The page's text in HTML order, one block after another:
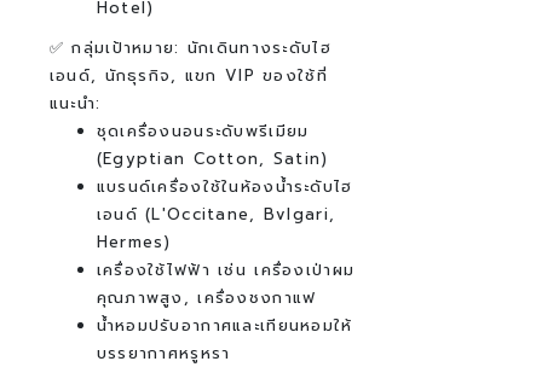
Hotel)
✅ กลุ่มเป้าหมาย: นักเดินทางระดับไฮ
เอนด์, นักธุรกิจ, แขก VIP ของใช้ที่
แนะนำ:
ชุดเครื่องนอนระดับพรีเมียม
(Egyptian Cotton, Satin)
แบรนด์เครื่องใช้ในห้องน้ำระดับไฮ
เอนด์ (L'Occitane, Bvlgari,
Hermes)
เครื่องใช้ไฟฟ้า เช่น เครื่องเป่าผม
คุณภาพสูง, เครื่องชงกาแฟ
น้ำหอมปรับอากาศและเทียนหอมให้
บรรยากาศหรูหรา